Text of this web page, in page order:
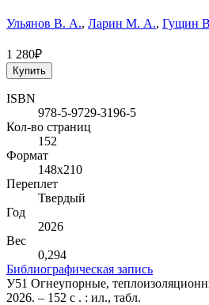
Ульянов В. А., Ларин М. А., Гущин
1 280₽
Купить
ISBN
978-5-9729-3196-5
Кол-во страниц
152
Формат
148х210
Переплет
Твердый
Год
2026
Вес
0,294
Библиографическая запись
У51 Огнеупорные,
2026. – 152 с . : ил., табл.